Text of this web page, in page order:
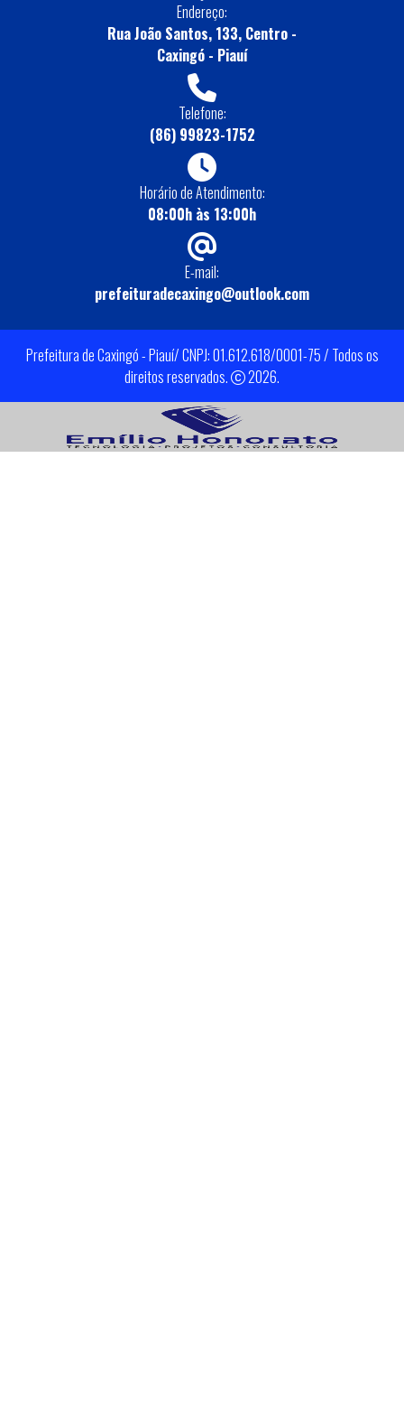
Endereço:
Rua João Santos, 133, Centro -
Caxingó - Piauí
Telefone:
(86) 99823-1752
Horário de Atendimento:
08:00h às 13:00h
E-mail:
prefeituradecaxingo@outlook.com
Prefeitura de Caxingó - Piauí/ CNPJ: 01.612.618/0001-75 / Todos os
direitos reservados.
2026.